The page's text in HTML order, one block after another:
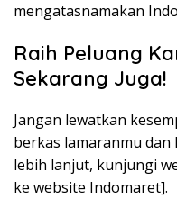
mengatasnamakan
Raih Peluang
Sekarang Juga!
Jangan lewatkan
berkas lamaranmu
lebih lanjut, kunjungi
ke website Indomaret].